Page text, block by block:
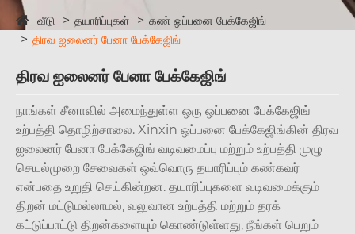
வீடு தயாரிப்புகள்
கண் ஒப்பனை பேக்கேஜிங்
திரவ ஐலைனர் பேனா பேக்கேஜிங்
திரவ ஐலைனர் பேனா பேக்கேஜிங்
நாங்கள் சீனாவில் அமைந்துள்ள ஒரு ஒப்பனை பேக்கேஜிங்
உற்பத்தி தொழிற்சாலை. Xinxin ஒப்பனை பேக்கேஜிங்கின் திரவ
ஐலைனர் பேனா பேக்கேஜிங் வடிவமைப்பு மற்றும் உற்பத்தி முழு
செயல்முறை சேவைகள் ஒவ்வொரு தயாரிப்பும் கண்கவர்
என்பதை உறுதி செய்கின்றன. தயாரிப்புகளை வடிவமைக்கும்
திறன் மட்டுமல்லாமல், வலுவான உற்பத்தி மற்றும் தரக்
கட்டுப்பாட்டு திறன்களையும் கொண்டுள்ளது, நீங்கள் பெறும்